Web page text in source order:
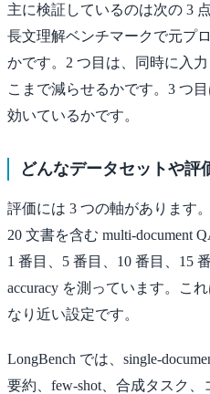
主に検証しているのは次の 3
長文理解ベンチマークで元プ
かです。2 つ目は、同時に入
こまで減らせるかです。3 つ
効いているかです。
どんなデータセットや評
評価には 3 つの軸があります
20 文書を含む multi-document
1 番目、5 番目、10 番目、15
accuracy を測っています。こ
なり近い設定です。
LongBench では、single-
要約、few-shot、合成タスク